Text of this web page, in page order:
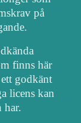
på
finns här
godkänt
licens kan
har.